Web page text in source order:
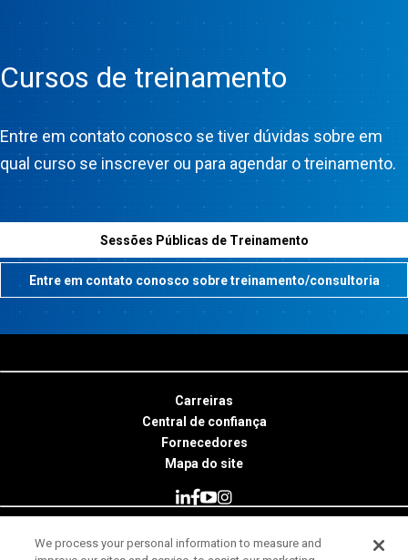
Cursos de treinamento
Entre em contato conosco se tiver dúvidas sobre em
qual curso se inscrever ou para agendar o treinamento.
Sessões Públicas de Treinamento
Entre em contato conosco sobre treinamento/consultoria
Carreiras
Central de confiança
Fornecedores
Mapa do site
© 2026 Minitab, LLC. All Rights Reserved.
We process your personal information to measure and